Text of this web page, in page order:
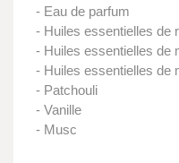
- Eau de parfum
- Huiles essentielles de
- Huiles essentielles de
- Huiles essentielles de
- Patchouli
- Vanille
- Musc